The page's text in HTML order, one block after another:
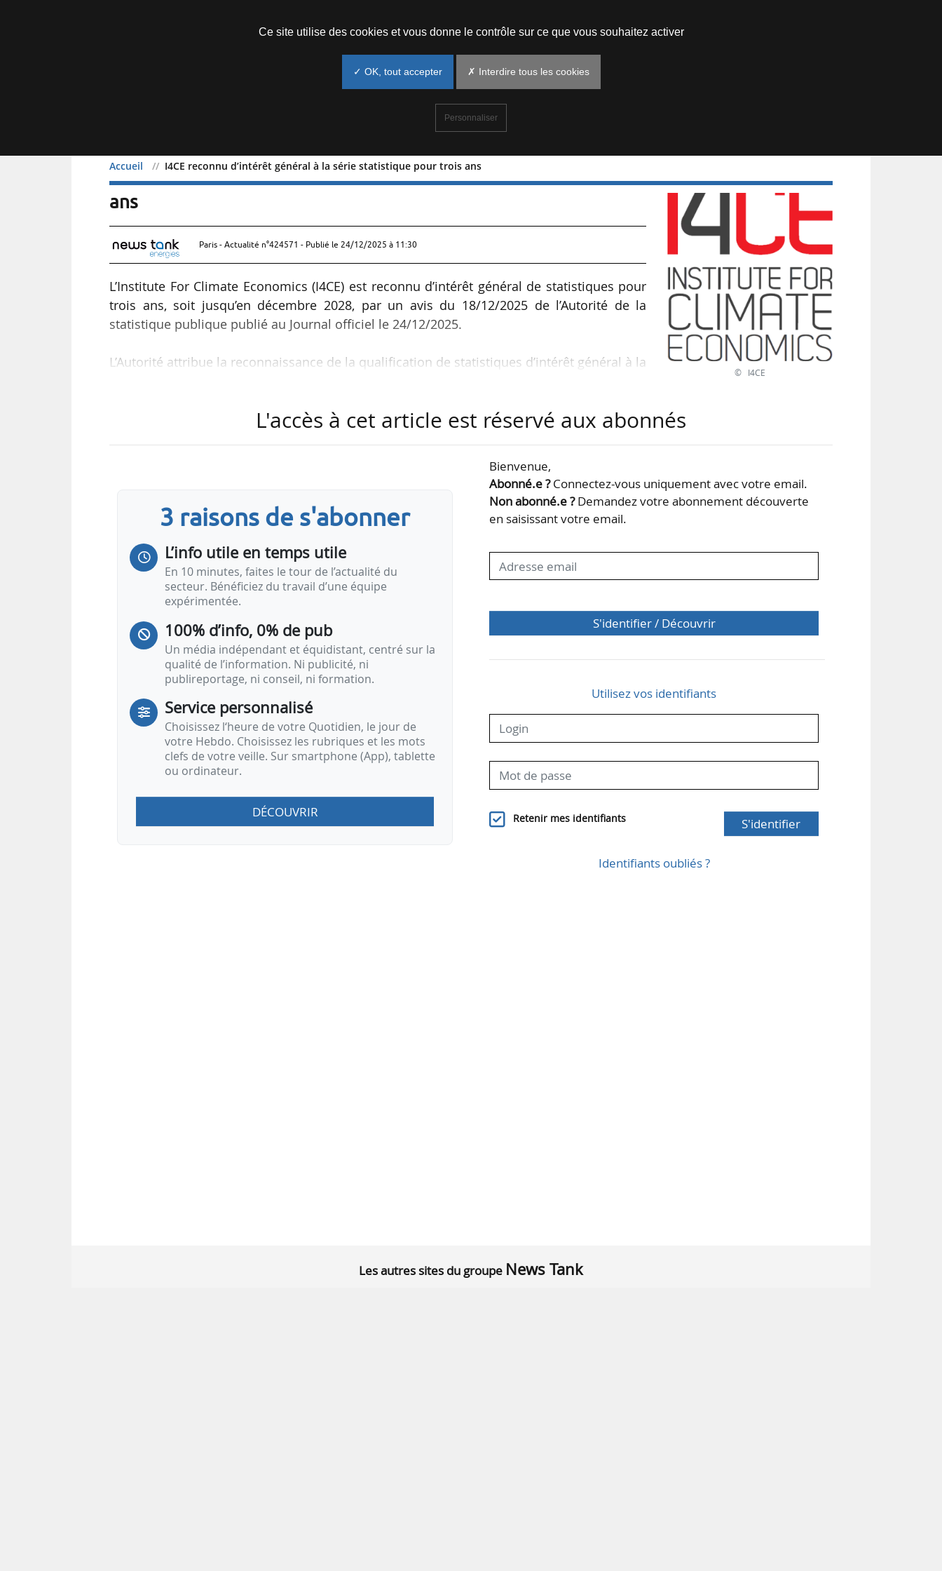
Accueil I4CE reconnu d’intérêt général à la série statistique pour trois ans
I4CE reconnu d’intérêt général à la série statistique pour trois
ans
Paris - Actualité n°424571 - Publié le 24/12/2025 à 11:30
L’Institute For Climate Economics (I4CE) est reconnu d’intérêt général de statistiques pour
trois ans, soit jusqu’en décembre 2028, par un avis du 18/12/2025 de l’Autorité de la
statistique publique publié au Journal officiel le 24/12/2025.
L’Autorité attribue la reconnaissance de la qualification de statistiques d’intérêt général à la
française de développement. Il contribue par ses travaux à éclairer les politiques
publiques d’atténuation et d’adaptation au changement climatique…
© I4CE
L'accès à cet article est réservé aux abonnés
3 raisons de s'abonner
L’info utile en temps utile
En 10 minutes, faites le tour de l’actualité du
secteur. Bénéficiez du travail d’une équipe
expérimentée.
100% d’info, 0% de pub
Un média indépendant et équidistant, centré sur la
qualité de l’information. Ni publicité, ni
publireportage, ni conseil, ni formation.
Service personnalisé
Choisissez l‘heure de votre Quotidien, le jour de
votre Hebdo. Choisissez les rubriques et les mots
clefs de votre veille. Sur smartphone (App), tablette
ou ordinateur.
DÉCOUVRIR
Bienvenue,
Abonné.e ?Connectez-vous uniquement avec votre email.
Non abonné.e ?Demandez votre abonnement découverte
en saisissant votre email.
S'identifier / Découvrir
Utilisez vos identifiants
Retenir mes identifiants S'identifier
Identifiants oubliés ?
Les autres sites du groupe News Tank
Ce site utilise des cookies et vous donne le contrôle sur ce que vous souhaitez activer
✓ OK, tout accepter ✗ Interdire tous les cookies
Personnaliser